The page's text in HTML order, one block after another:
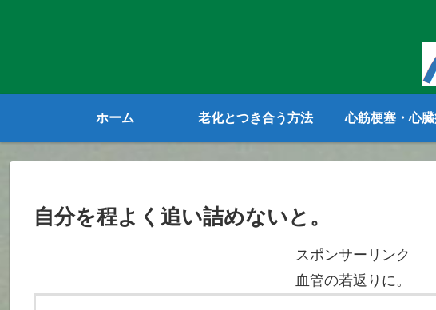
ホーム 老化とつき合う方法 心筋梗塞・心
自分を程よく追い詰めないと。
スポンサーリンク
血管の若返りに。